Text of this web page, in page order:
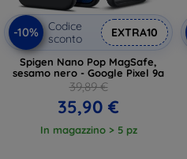
-10%
Codice
sconto
EXTRA10
Spigen Nano Pop MagSafe,
sesamo nero - Google Pixel 9a
39,89 €
35,90 €
In magazzino > 5 pz